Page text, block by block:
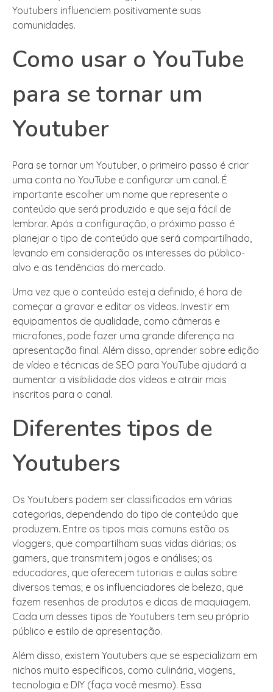
Youtubers influenciem positivamente suas
comunidades.
Como usar o YouTube
para se tornar um
Youtuber
Para se tornar um Youtuber, o primeiro passo é criar
uma conta no YouTube e configurar um canal. É
importante escolher um nome que represente o
conteúdo que será produzido e que seja fácil de
lembrar. Após a configuração, o próximo passo é
planejar o tipo de conteúdo que será compartilhado,
levando em consideração os interesses do público-
alvo e as tendências do mercado.
Uma vez que o conteúdo esteja definido, é hora de
começar a gravar e editar os vídeos. Investir em
equipamentos de qualidade, como câmeras e
microfones, pode fazer uma grande diferença na
apresentação final. Além disso, aprender sobre edição
de vídeo e técnicas de SEO para YouTube ajudará a
aumentar a visibilidade dos vídeos e atrair mais
inscritos para o canal.
Diferentes tipos de
Youtubers
Os Youtubers podem ser classificados em várias
categorias, dependendo do tipo de conteúdo que
produzem. Entre os tipos mais comuns estão os
vloggers, que compartilham suas vidas diárias; os
gamers, que transmitem jogos e análises; os
educadores, que oferecem tutoriais e aulas sobre
diversos temas; e os influenciadores de beleza, que
fazem resenhas de produtos e dicas de maquiagem.
Cada um desses tipos de Youtubers tem seu próprio
público e estilo de apresentação.
Além disso, existem Youtubers que se especializam em
nichos muito específicos, como culinária, viagens,
tecnologia e DIY (faça você mesmo). Essa